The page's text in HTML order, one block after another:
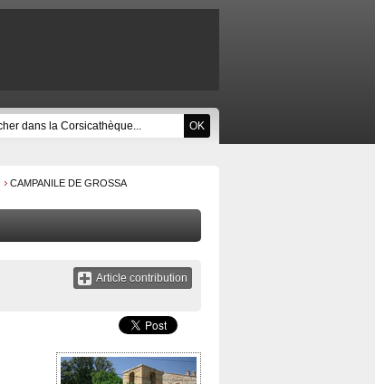
CAMPANILE DE GROSSA
Article contribution